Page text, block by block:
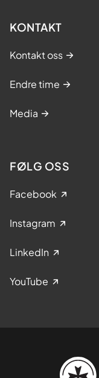
KONTAKT
Kontakt oss
Endre time
Media
FØLG OSS
Facebook
Instagram
LinkedIn
YouTube